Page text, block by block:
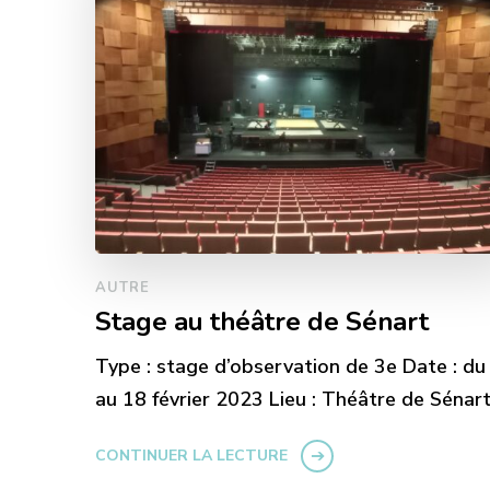
AUTRE
Stage au théâtre de Sénart
Type : stage d’observation de 3e Date :
au 18 février 2023 Lieu : Théâtre de Sénart
CONTINUER LA LECTURE